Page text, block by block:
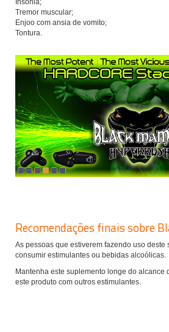
Tremor muscular;
Enjoo com ansia de vomito;
Tontura.
Recomendações finais sobre
As pessoas que estiverem fazendo uso deste
consumir estimulantes ou bebidas alcoólicas.
Mantenha este suplemento longe do alcance
este produto com outros estimulantes.